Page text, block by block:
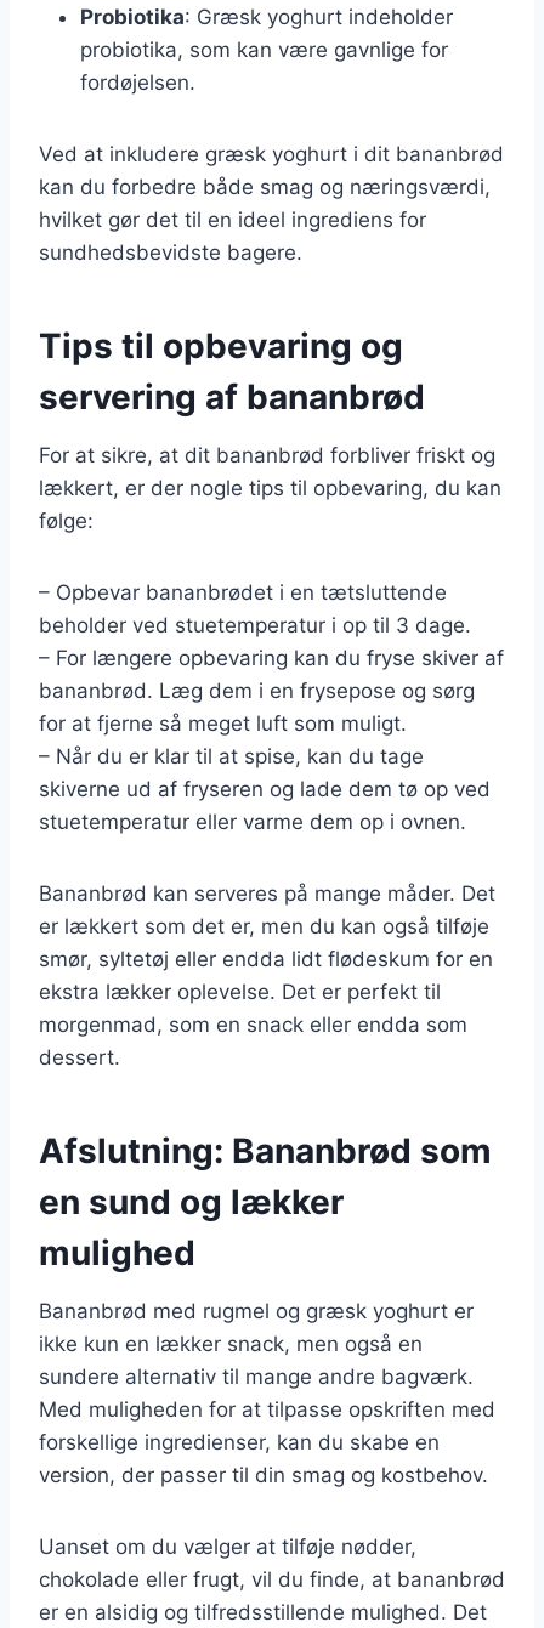
Probiotika: Græsk yoghurt indeholder
probiotika, som kan være gavnlige for
fordøjelsen.
Ved at inkludere græsk yoghurt i dit bananbrød
kan du forbedre både smag og næringsværdi,
hvilket gør det til en ideel ingrediens for
sundhedsbevidste bagere.
Tips til opbevaring og
servering af bananbrød
For at sikre, at dit bananbrød forbliver friskt og
lækkert, er der nogle tips til opbevaring, du kan
følge:
– Opbevar bananbrødet i en tætsluttende
beholder ved stuetemperatur i op til 3 dage.
– For længere opbevaring kan du fryse skiver af
bananbrød. Læg dem i en frysepose og sørg
for at fjerne så meget luft som muligt.
– Når du er klar til at spise, kan du tage
skiverne ud af fryseren og lade dem tø op ved
stuetemperatur eller varme dem op i ovnen.
Bananbrød kan serveres på mange måder. Det
er lækkert som det er, men du kan også tilføje
smør, syltetøj eller endda lidt flødeskum for en
ekstra lækker oplevelse. Det er perfekt til
morgenmad, som en snack eller endda som
dessert.
Afslutning: Bananbrød som
en sund og lækker
mulighed
Bananbrød med rugmel og græsk yoghurt er
ikke kun en lækker snack, men også en
sundere alternativ til mange andre bagværk.
Med muligheden for at tilpasse opskriften med
forskellige ingredienser, kan du skabe en
version, der passer til din smag og kostbehov.
Uanset om du vælger at tilføje nødder,
chokolade eller frugt, vil du finde, at bananbrød
er en alsidig og tilfredsstillende mulighed. Det